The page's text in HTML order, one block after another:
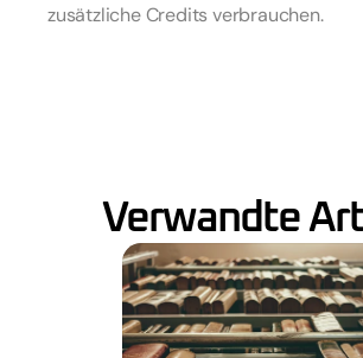
zusätzliche Credits verbrauchen.
Verwandte